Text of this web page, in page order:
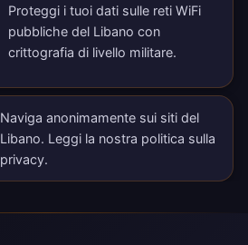
Proteggi i tuoi dati sulle reti WiFi
pubbliche del Libano con
crittografia di livello militare.
Naviga anonimamente sui siti del
Libano. Leggi la nostra politica sulla
privacy.